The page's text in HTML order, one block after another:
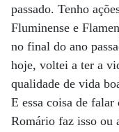
passado. Tenho
Fluminense e
no final do ano
hoje, voltei a ter a
qualidade de vida
E essa coisa de
Romário faz isso ou